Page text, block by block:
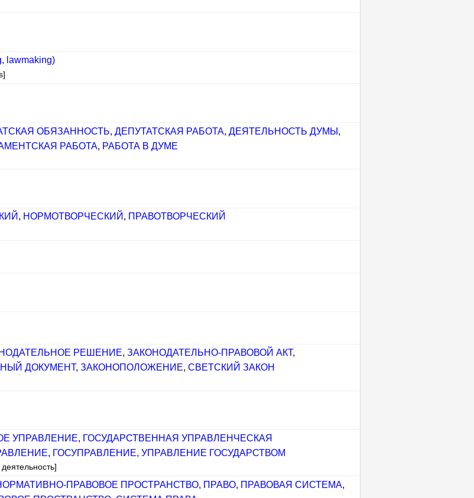
lawmaking)
ОБЯЗАННОСТЬ, ДЕПУТАТСКАЯ РАБОТА, ДЕЯТЕЛЬНОСТЬ ДУМЫ ,
РАБОТА, РАБОТА В ДУМЕ
, НОРМОТВОРЧЕСКИЙ , ПРАВОТВОРЧЕСКИЙ
РЕШЕНИЕ, ЗАКОНОДАТЕЛЬНО-ПРАВОВОЙ АКТ,
ДОКУМЕНТ,ЗАКОНОПОЛОЖЕНИЕ,СВЕТСКИЙ ЗАКОН
УПРАВЛЕНИЕ, ГОСУДАРСТВЕННАЯ УПРАВЛЕНЧЕСКАЯ
, ГОСУПРАВЛЕНИЕ,УПРАВЛЕНИЕ ГОСУДАРСТВОМ
ПРАВОВОЕ ПРОСТРАНСТВО, ПРАВО, ПРАВОВАЯ СИСТЕМА,